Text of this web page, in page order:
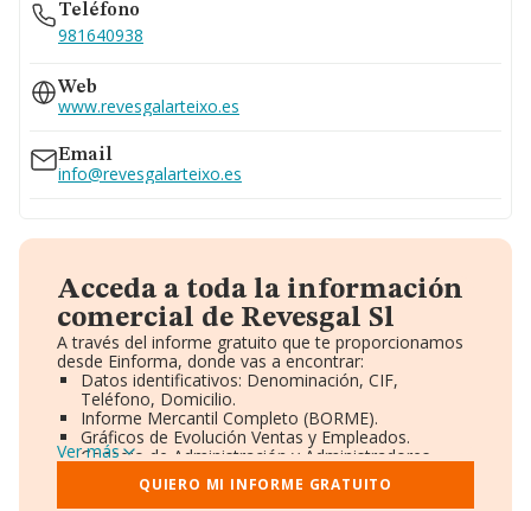
Teléfono
981640938
Web
www.revesgalarteixo.es
Email
info@revesgalarteixo.es
Acceda a toda la información
comercial de Revesgal Sl
A través del informe gratuito que te proporcionamos
desde Einforma, donde vas a encontrar:
Datos identificativos: Denominación, CIF,
Teléfono, Domicilio.
Informe Mercantil Completo (BORME).
Gráficos de Evolución Ventas y Empleados.
Consejo de Administración y Administradores.
Directivos y Ejecutivos.
Accionistas.
Ver más
QUIERO MI INFORME GRATUITO